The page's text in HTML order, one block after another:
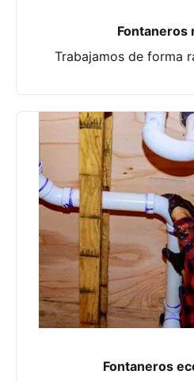
Fontaneros
Trabajamos de forma
Fontaneros